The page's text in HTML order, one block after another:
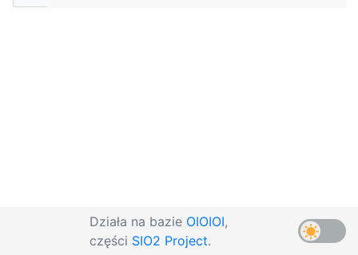
Działa na bazie OIOIOI,
części SIO2 Project.